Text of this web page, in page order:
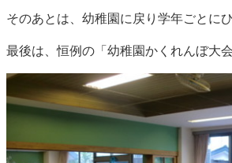
そのあとは、幼稚園に戻り学年ごとに
最後は、恒例の「幼稚園かくれんぼ大